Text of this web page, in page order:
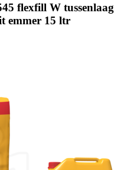
flexfill W tussenlaag
emmer 15 ltr